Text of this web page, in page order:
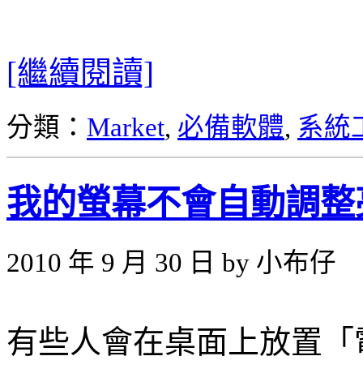
[繼續閱讀]
分類： Market, 必備軟體, 系統
我的螢幕不會自動調
2010 年 9 月 30 日 by 小布仔
有些人會在桌面上放置